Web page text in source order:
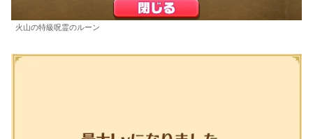
火山の特級呪霊のルーン